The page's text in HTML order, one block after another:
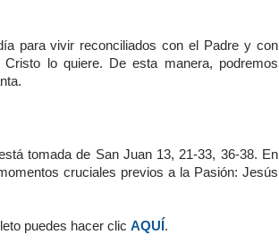
para vivir reconciliados con el Padre y con
lo quiere. De esta manera, podremos
tomada de San Juan 13, 21-33, 36-38. En
cruciales previos a la Pasión: Jesús
puedes hacer clic AQUÍ .